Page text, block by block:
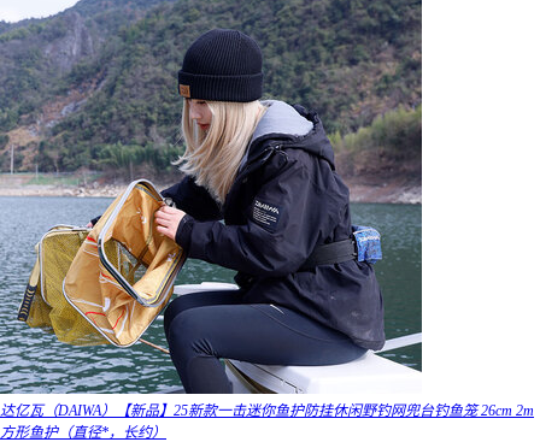
达亿瓦（DAIWA）【新品】25新款一击迷你鱼护防挂休闲野钓网兜台钓鱼笼 26cm 2m
方形鱼护（直径*，长约）